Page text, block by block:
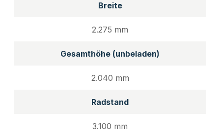
Breite
2.275 mm
Gesamthöhe (unbeladen)
2.040 mm
Radstand
3.100 mm